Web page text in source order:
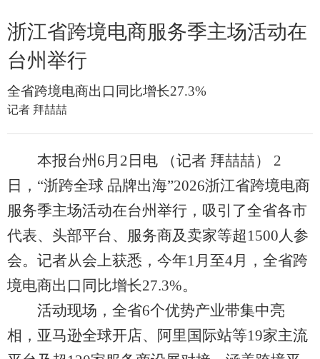
浙江省跨境电商服务季主场活动在
台州举行
全省跨境电商出口同比增长27.3%
记者 拜喆喆
本报台州6月2日电 （记者 拜喆喆） 2
日，“浙跨全球 品牌出海”2026浙江省跨境电商
服务季主场活动在台州举行，吸引了全省各市
代表、头部平台、服务商及卖家等超1500人参
会。记者从会上获悉，今年1月至4月，全省跨
境电商出口同比增长27.3%。
活动现场，全省6个优势产业带集中亮
相，亚马逊全球开店、阿里国际站等19家主流